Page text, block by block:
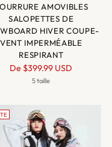
AMOVIBLES
SALOPETTES DE
HIVER COUPE-
VENT IMPERMÉABLE
RESPIRANT
Prix
normal
De $399.99 USD
5 taille